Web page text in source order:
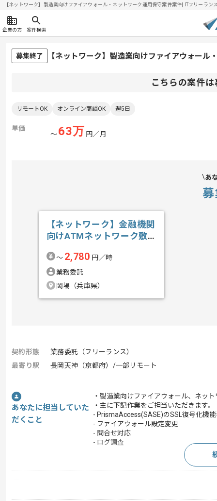
【ネットワーク】製造業向けファイアウォール・ネットワーク運用保守案件案件| ITフリーラ
企業の方 案件検索
募集終了 【ネットワーク】製造業向けファイアウォー
こちらの案件
リモートOK オンライン商談OK 週5日
単価
〜63万 円／月
あ
【ネットワーク】金融機関
向けATMネットワーク敷
〜 2,780 円／時
業務委託
岡場（兵庫県）
契約形態
業務委託（フリーランス）
最寄り駅
長岡天神（京都府）/一部リモート
あなたに担当していた
だくこと
・製造業向けファイアウォール、ネッ
・主に下記作業をご担当いただきます。
- PrismaAccess(SASE)のSSL復号化機
- ファイアウォール設定変更
- 問合せ対応
- ログ調査